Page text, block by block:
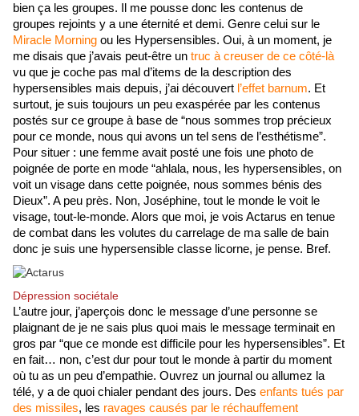
bien ça les groupes. Il me pousse donc les contenus de
Miracle Morning ou les Hypersensibles. Oui, à un moment, je
me disais que j’avais peut-être un truc à creuser de ce côté-là
vu que je coche pas mal d’items de la description des
hypersensibles mais depuis, j’ai découvert l’effet barnum. Et
surtout, je suis toujours un peu exaspérée par les contenus
postés sur ce groupe à base de “nous sommes trop précieux
pour ce monde, nous qui avons un tel sens de l’esthétisme”.
Pour situer : une femme avait posté une fois une photo de
poignée de porte en mode “ahlala, nous, les hypersensibles, on
voit un visage dans cette poignée, nous sommes bénis des
Dieux”. A peu près. Non, Joséphine, tout le monde le voit le
visage, tout-le-monde. Alors que moi, je vois Actarus en tenue
de combat dans les volutes du carrelage de ma salle de bain
donc je suis une hypersensible classe licorne, je pense. Bref.
Dépression sociétale
L’autre jour, j’aperçois donc le message d’une personne se
plaignant de je ne sais plus quoi mais le message terminait en
gros par “que ce monde est difficile pour les hypersensibles”. Et
en fait… non, c’est dur pour tout le monde à partir du moment
où tu as un peu d’empathie. Ouvrez un journal ou allumez la
télé, y a de quoi chialer pendant des jours. Des enfants tués par
des missiles, les ravages causés par le réchauffement